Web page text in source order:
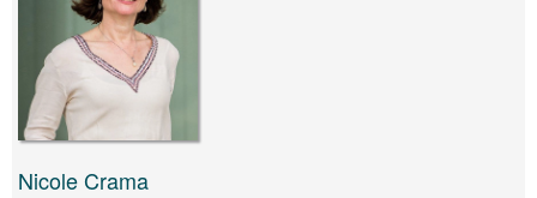
Nicole Crama